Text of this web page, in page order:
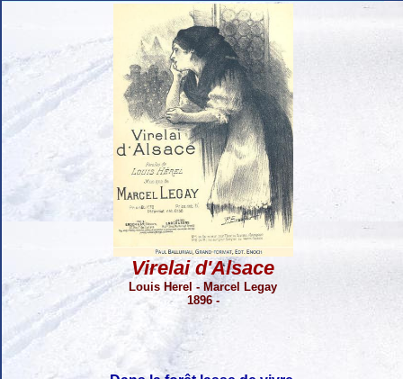
Virelai d'Alsace
Louis Herel - Marcel Legay
1896 -